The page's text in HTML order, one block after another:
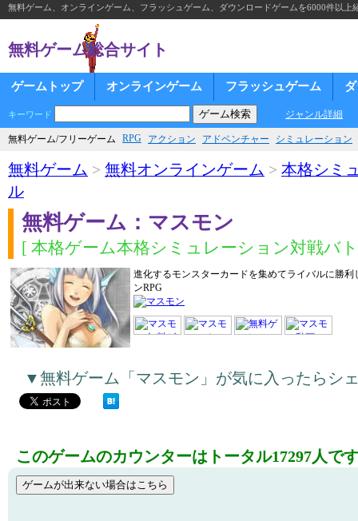
無料ゲーム、オンラインゲーム、フラッシュゲーム、ダウンロードゲームを6000件以上
無料ゲーム総合サイト
ゲームトップ オンラインゲーム フラッシュゲーム
キーワード ジャンル詳細
無料ゲーム/フリーゲーム RPG アクション アドベンチャー シミュレーション
無料ゲーム > 無料オンラインゲーム > 本格シミ
ル
無料ゲーム：マスモン
[ 本格ゲーム本格シミュレーション対戦バ
進化するモンスターカードを集めてライバルに勝
ンRPG
▼無料ゲーム「マスモン」が気に入ったらシ
このゲームのカウンターはトータル17297人で